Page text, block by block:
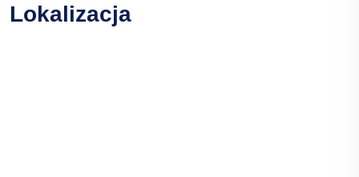
Lokalizacja